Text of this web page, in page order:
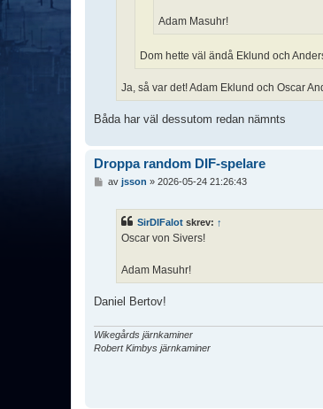
Adam Masuhr!
Dom hette väl ändå Eklund och
Ja, så var det! Adam Eklund och Oscar
Båda har väl dessutom redan nämnts
Droppa random DIF-spelare
av jsson » 2026-05-24 21:26:43
SirDIFalot skrev: ↑
Oscar von Sivers!
Adam Masuhr!
Daniel Bertov!
Wikegårds järnkaminer
Robert Kimbys järnkaminer